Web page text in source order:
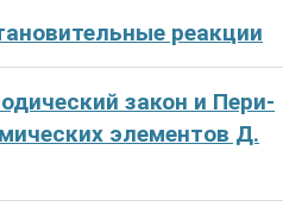
реакции
закон и Пе­ри­
элементов Д.